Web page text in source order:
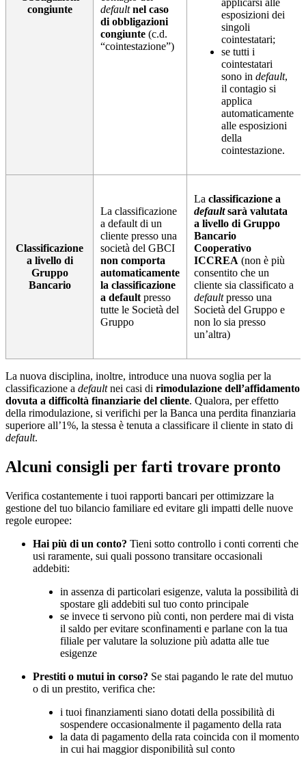
congiunte
default nel caso
di obbligazioni
congiunte (c.d.
“cointestazione”)
esposizioni dei
singoli
cointestatari;
se tutti i
cointestatari
sono in default,
il contagio si
applica
automaticamente
alle esposizioni
della
cointestazione.
Classificazione
a livello di
Gruppo
Bancario
La classificazione
a default di un
cliente presso una
società del GBCI
non comporta
automaticamente
la classificazione
a default presso
tutte le Società del
Gruppo
La classificazione a
defaultsarà valutata
a livello di Gruppo
Bancario
Cooperativo
ICCREA (non è più
consentito che un
cliente sia classificato a
defaultpresso una
Società del Gruppo e
non lo sia presso
un’altra)
La nuova disciplina, inoltre, introduce una nuova soglia per la
classificazione a defaultnei casi di rimodulazione dell’affidamento
dovuta a difficoltà finanziarie del cliente. Qualora, per effetto
della rimodulazione, si verifichi per la Banca una perdita finanziaria
superiore all’1%, la stessa è tenuta a classificare il cliente in stato di
default.
Alcuni consigli per farti trovare pronto
Verifica costantemente i tuoi rapporti bancari per ottimizzare la
gestione del tuo bilancio familiare ed evitare gli impatti delle nuove
regole europee:
Hai più di un conto? Tieni sotto controllo i conti correnti che
usi raramente, sui quali possono transitare occasionali
addebiti:
in assenza di particolari esigenze, valuta la possibilità di
spostare gli addebiti sul tuo conto principale
se invece ti servono più conti, non perdere mai di vista
il saldo per evitare sconfinamenti e parlane con la tua
filiale per valutare la soluzione più adatta alle tue
esigenze
Prestiti o mutui in corso? Se stai pagando le rate del mutuo
o di un prestito, verifica che:
i tuoi finanziamenti siano dotati della possibilità di
sospendere occasionalmente il pagamento della rata
la data di pagamento della rata coincida con il momento
in cui hai maggior disponibilità sul conto